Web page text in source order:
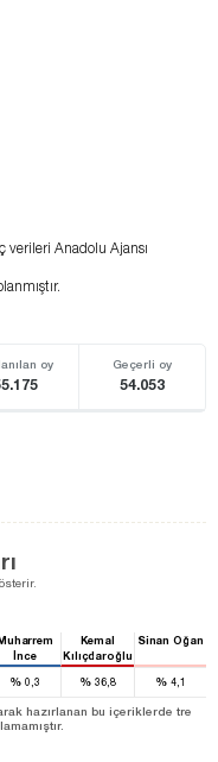
verileri Anadolu Ajansı
oy Geçerli oy
54.053
İnce
Kemal
Kılıçdaroğlu
Sinan Oğan
% 0,3 % 36,8 %4,1
hazırlanan bu içeriklerde tre